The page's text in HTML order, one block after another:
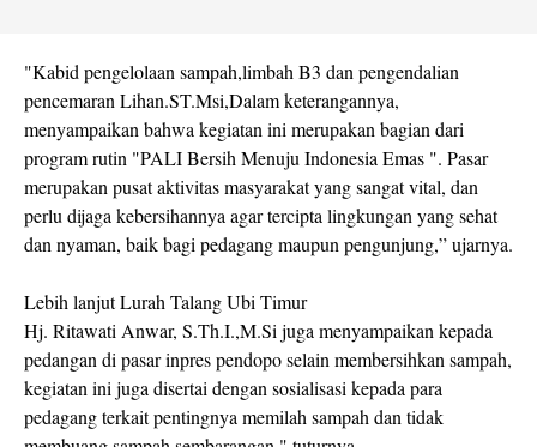
"Kabid pengelolaan sampah,limbah B3 dan pengendalian
pencemaran Lihan.ST.Msi,Dalam keterangannya,
menyampaikan bahwa kegiatan ini merupakan bagian dari
program rutin "PALI Bersih Menuju Indonesia Emas ". Pasar
merupakan pusat aktivitas masyarakat yang sangat vital, dan
perlu dijaga kebersihannya agar tercipta lingkungan yang sehat
dan nyaman, baik bagi pedagang maupun pengunjung,” ujarnya.
Lebih lanjut Lurah Talang Ubi Timur
Hj. Ritawati Anwar, S.Th.I.,M.Si juga menyampaikan kepada
pedangan di pasar inpres pendopo selain membersihkan sampah,
kegiatan ini juga disertai dengan sosialisasi kepada para
pedagang terkait pentingnya memilah sampah dan tidak